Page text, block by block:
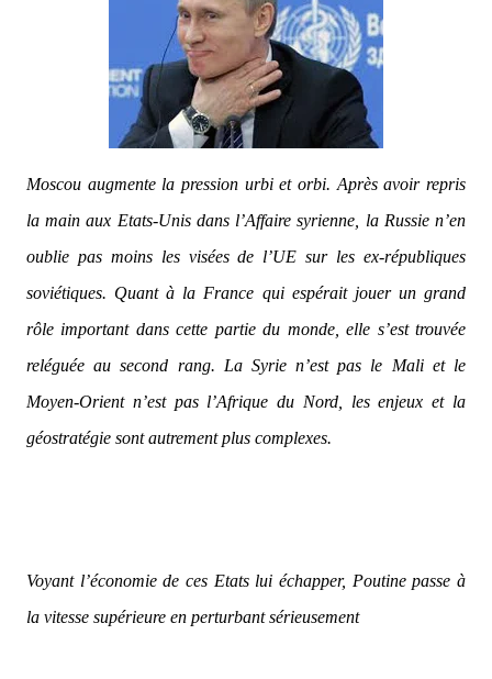
Moscou augmente la pression urbi et orbi. Après avoir repris
la main aux Etats-Unis dans l’Affaire syrienne, la Russie n’en
oublie pas moins les visées de l’UE sur les ex-républiques
soviétiques. Quant à la France qui espérait jouer un grand
rôle important dans cette partie du monde, elle s’est trouvée
reléguée au second rang. La Syrie n’est pas le Mali et le
Moyen-Orient n’est pas l’Afrique du Nord, les enjeux et la
géostratégie sont autrement plus complexes.
Voyant l’économie de ces Etats lui échapper, Poutine passe à
la vitesse supérieure en perturbant sérieusement